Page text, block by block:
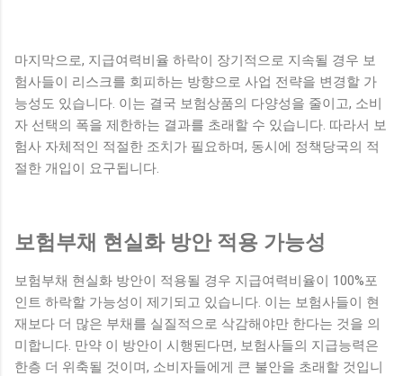
마지막으로, 지급여력비율 하락이 장기적으로 지속될 경우 보
험사들이 리스크를 회피하는 방향으로 사업 전략을 변경할 가
능성도 있습니다. 이는 결국 보험상품의 다양성을 줄이고, 소비
자 선택의 폭을 제한하는 결과를 초래할 수 있습니다. 따라서 보
험사 자체적인 적절한 조치가 필요하며, 동시에 정책당국의 적
절한 개입이 요구됩니다.
보험부채 현실화 방안 적용 가능성
보험부채 현실화 방안이 적용될 경우 지급여력비율이 100%포
인트 하락할 가능성이 제기되고 있습니다. 이는 보험사들이 현
재보다 더 많은 부채를 실질적으로 삭감해야만 한다는 것을 의
미합니다. 만약 이 방안이 시행된다면, 보험사들의 지급능력은
한층 더 위축될 것이며, 소비자들에게 큰 불안을 초래할 것입니